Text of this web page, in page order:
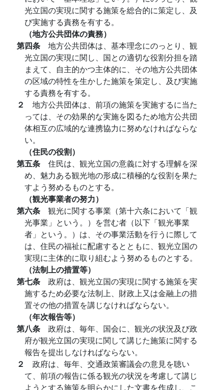
光立国の実現に関する施策を総合的に策定し、及
び実施する責務を有する。
（地方公共団体の責務）
第四条 地方公共団体は、基本理念にのっとり、観
光立国の実現に関し、国との適切な役割分担を踏
まえて、自主的かつ主体的に、その地方公共団体
の区域の特性を生かした施策を策定し、及び実施
する責務を有する。
２ 地方公共団体は、前項の施策を実施するに当た
っては、その効果的な実施を図るため地方公共団
体相互の広域的な連携協力に努めなければならな
い。
（住民の役割）
第五条 住民は、観光立国の意義に対する理解を深
め、魅力ある観光地の形成に積極的な役割を果た
すよう努めるものとする。
（観光事業者の努力）
第六条 観光に関する事業（第十六条において「観
光事業」という。）を営む者（以下「観光事業
者」という。）は、その事業活動を行うに際して
は、住民の福祉に配慮するとともに、観光立国の
実現に主体的に取り組むよう努めるものとする。
（法制上の措置等）
第七条 政府は、観光立国の実現に関する施策を実
施するため必要な法制上、財政上又は金融上の措
置その他の措置を講じなければならない。
（年次報告等）
第八条 政府は、毎年、国会に、観光の状況及び政
府が観光立国の実現に関して講じた施策に関する
報告を提出しなければならない。
２ 政府は、毎年、交通政策審議会の意見を聴い
て、前項の報告に係る観光の状況を考慮して講じ
ようとする施策を明らかにした文書を作成し、こ